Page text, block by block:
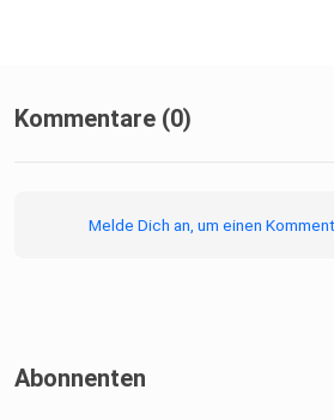
Kommentare (0)
Melde Dich an, um einen
Abonnenten